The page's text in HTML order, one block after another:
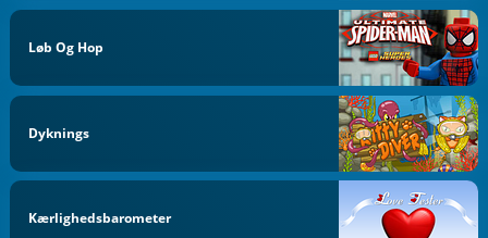
Løb Og Hop
Dyknings
Kærlighedsbarometer